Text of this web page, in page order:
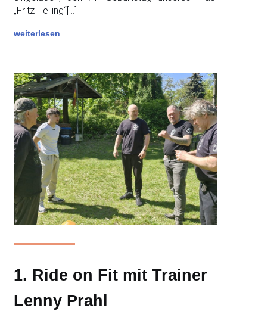
„Fritz Helling“[…]
weiterlesen
1. Ride on Fit mit Trainer
Lenny Prahl